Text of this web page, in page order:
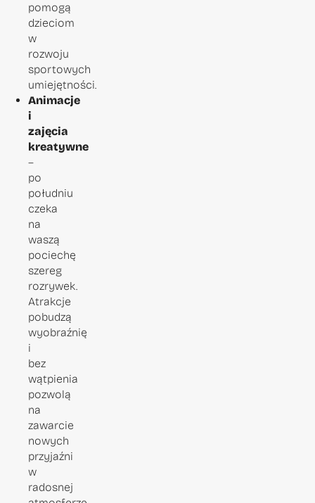
pomogą
dzieciom
w
rozwoju
sportowych
umiejętności.
Animacje
i
zajęcia
kreatywne
–
po
południu
czeka
na
waszą
pociechę
szereg
rozrywek.
Atrakcje
pobudzą
wyobraźnię
i
bez
wątpienia
pozwolą
na
zawarcie
nowych
przyjaźni
w
radosnej